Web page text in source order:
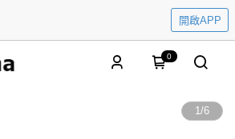
開啟APP
0
1/6